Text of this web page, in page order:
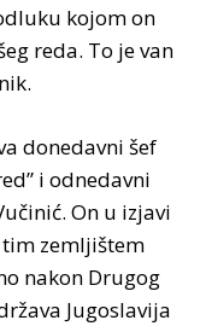
kojom on
reda. To je van
donedavni šef
i odnedavni
On u izjavi
zemljištem
nakon Drugog
Jugoslavija